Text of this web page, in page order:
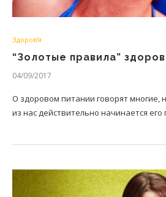
Здоров'я
“Золотые правила”
04/09/2017
О здоровом питании говорят многие,
из нас действительно начинается